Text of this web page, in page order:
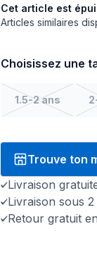
Cet article est
Articles similaires
Choisissez une
1.5-2 ans
Trouve ton
Livraison
Livraison sous
Retour gratuit